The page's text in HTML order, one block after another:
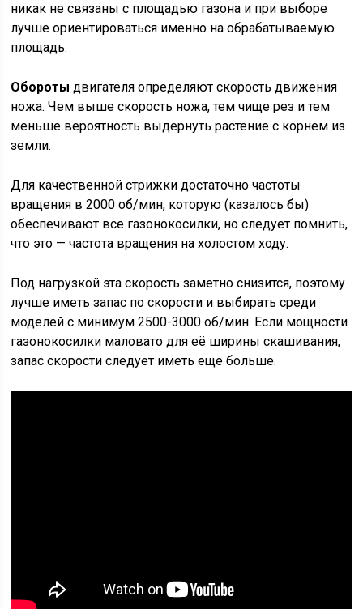
никак не связаны с площадью газона и при выборе
лучше ориентироваться именно на обрабатываемую
площадь.
Обороты двигателя определяют скорость движения
ножа. Чем выше скорость ножа, тем чище рез и тем
меньше вероятность выдернуть растение с корнем из
земли.
Для качественной стрижки достаточно частоты
вращения в 2000 об/мин, которую (казалось бы)
обеспечивают все газонокосилки, но следует помнить,
что это — частота вращения на холостом ходу.
Под нагрузкой эта скорость заметно снизится, поэтому
лучше иметь запас по скорости и выбирать среди
моделей с минимум 2500-3000 об/мин. Если мощности
газонокосилки маловато для её ширины скашивания,
запас скорости следует иметь еще больше.